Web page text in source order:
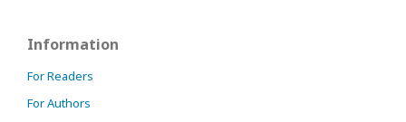
Information
For Readers
For Authors